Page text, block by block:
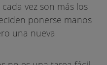
vez son más los
ponerse manos
una nueva